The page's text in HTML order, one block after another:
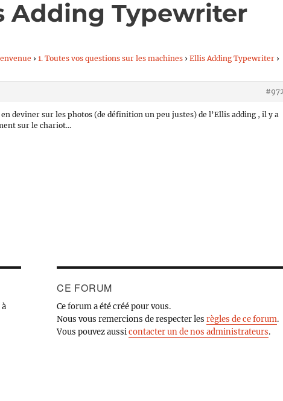
Adding Typewriter
› 1. Toutes vos questions sur les machines › Ellis Adding Typewriter ›
en deviner sur les photos (de définition un peu justes) de l’Ellis adding , il y a
sur le chariot…
CE FORUM
Ce forum a été créé pour vous.
Nous vous remercions de respecter lesrègles de ce forum.
Vous pouvez aussicontacter un de nos administrateurs.